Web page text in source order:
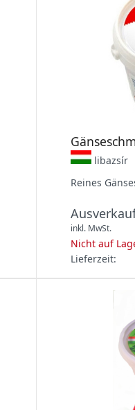
libazsír
Reines
inkl. MwSt.
Nicht auf
Lieferzeit: